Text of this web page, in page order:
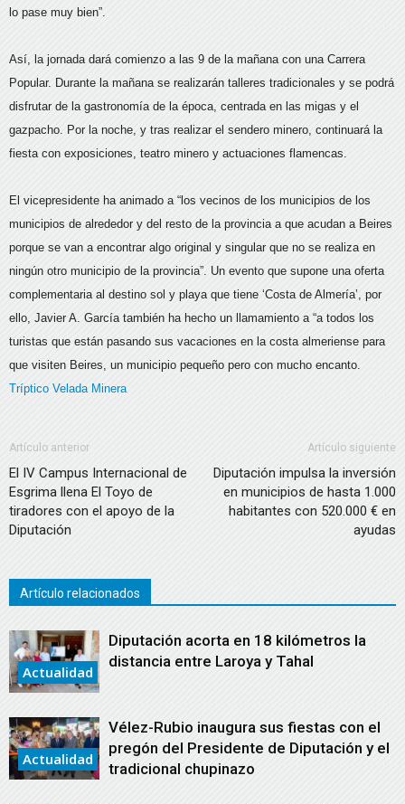
lo pase muy bien”.
Así, la jornada dará comienzo a las 9 de la mañana con una Carrera
Popular. Durante la mañana se realizarán talleres tradicionales y se podrá
disfrutar de la gastronomía de la época, centrada en las migas y el
gazpacho. Por la noche, y tras realizar el sendero minero, continuará la
fiesta con exposiciones, teatro minero y actuaciones flamencas.
El vicepresidente ha animado a “los vecinos de los municipios de los
municipios de alrededor y del resto de la provincia a que acudan a Beires
porque se van a encontrar algo original y singular que no se realiza en
ningún otro municipio de la provincia”. Un evento que supone una oferta
complementaria al destino sol y playa que tiene ‘Costa de Almería’, por
ello, Javier A. García también ha hecho un llamamiento a “a todos los
turistas que están pasando sus vacaciones en la costa almeriense para
que visiten Beires, un municipio pequeño pero con mucho encanto.
Tríptico Velada Minera
Artículo anterior
El IV Campus Internacional de
Esgrima llena El Toyo de
tiradores con el apoyo de la
Diputación
Artículo siguiente
Diputación impulsa la inversión
en municipios de hasta 1.000
habitantes con 520.000 € en
ayudas
Artículo relacionados
Actualidad
Diputación acorta en 18 kilómetros la
distancia entre Laroya y Tahal
Actualidad
Vélez-Rubio inaugura sus fiestas con el
pregón del Presidente de Diputación y el
tradicional chupinazo